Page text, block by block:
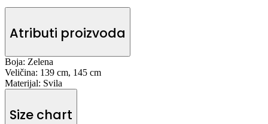
Atributi proizvoda
Boja: Zelena
Veličina: 139 cm, 145 cm
Materijal: Svila
Size chart